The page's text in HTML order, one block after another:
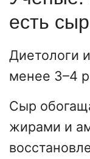
есть сыр
Диетологи
менее 3–4
Сыр
жирами и